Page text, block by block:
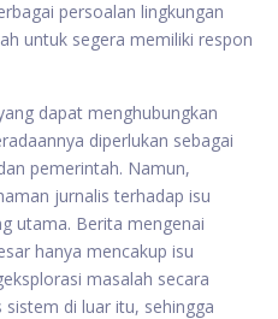
persoalan lingkungan
untuk segera memiliki respon
dapat menghubungkan
diperlukan sebagai
pemerintah. Namun,
jurnalis terhadap isu
utama. Berita mengenai
hanya mencakup isu
masalah secara
di luar itu, sehingga